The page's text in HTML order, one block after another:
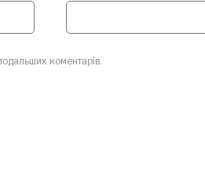
коментарів.